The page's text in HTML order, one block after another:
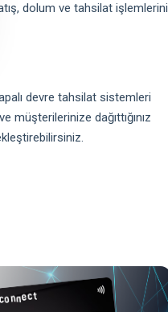
dolum ve tahsilat işlemlerini
devre tahsilat sistemleri
müşterilerinize dağıttığınız